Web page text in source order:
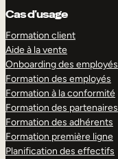
Cas d’usage
Formation client
Aide à la vente
Onboarding des employés
Formation des employés
Formation à la conformité
Formation des partenaires
Formation des adhérents
Formation première ligne
Planification des effectifs